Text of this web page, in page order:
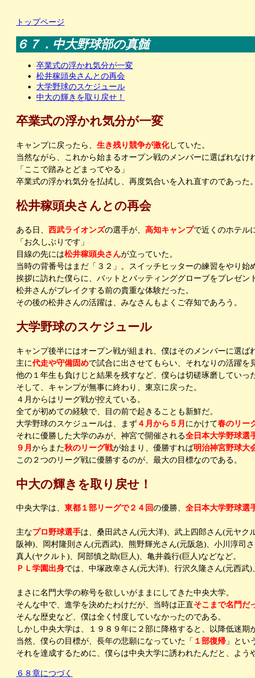
トップページ
６７．中大野球部の真髄
卒業式の浮かれ気分が一変
松井稼頭央さんとの再会
大学野球のスケジュール
中大の輝きを取り戻せ！
卒業式の浮かれ気分が一変
キャンプに戻ったら、 生き残り競争が激化していた。
当然ながら、これから始まるオープン戦のメンバーに選ばれなけ
「ここで踏みとどまってやる」
卒業式の浮かれ気分を払拭し、再度気合いを入れ直すのであった。
松井稼頭央さんとの再会
ある日、 西武ライオンズの選手が、 高知キャンプで近くのホテル
「お久しぶりです」
目線の先には松井稼頭央さんが立っていた。
当時の背番号はまだ「３２」。スイッチヒッターの練習をやり始
挨拶に訪れた僕らに、バットとバッティンググローブをプレゼン
松井さんがブレイクする前の貴重な体験だった。
その後の松井さんの活躍は、みなさんもよくご存知であろう。
大学野球のスケジュール
キャンプ後半にはオープン戦が組まれ、僕はそのメンバーに選ば
主に代走や守備固めで試合に出させてもらい、それなりの活躍を
他の１年生も負けじと結果を残すなど、僕らは切磋琢磨していっ
そして、キャンプが無事に終わり、東京に戻った。
４月からはリーグ戦が控えている。
全てが初めての経験で、目の前で起きることも新鮮だ。
大学野球のスケジュールは、まず４月から５月 にかけて春のリー
それに優勝した大学のみが、神宮で開催される全日本大学野球選
９月 からまた秋のリーグ戦が始まり、優勝すれば明治神宮野球大
この２つのリーグ戦に優勝するのが、最大の目標なのである。
中大の輝きを取り戻せ！
中央大学は、 東都１部リーグで２４回の優勝、 全日本大学野球選
主なプロ野球選手は、桑田武さん(元大洋)、武上四郎さん(元ヤ
阪神)、岡村隆則さん(元西武)、熊野輝光さん(元阪急)、小川淳司
真人(ヤクルト)、阿部慎之助(巨人)、亀井義行(巨人)などなど。
ＰＬ学園出身では、中塚政幸さん(元大洋)、行沢久隆さん(元西武
まさに名門大学の称号を欲しいがままにしてきた中央大学。
そんな中で、進学を決めたわけだが、当時は正直そこまで名門だ
そんな歴史など、僕は全く忖度していなかったのである。
しかし中央大学は、１９８９年に２部に降格すると、以降低迷期
当然、僕らの目標が、長年の悲願になっていた「 １部復帰 」とい
それを達成するために、僕らは中央大学に誘われたんだと、よう
６８章につづく